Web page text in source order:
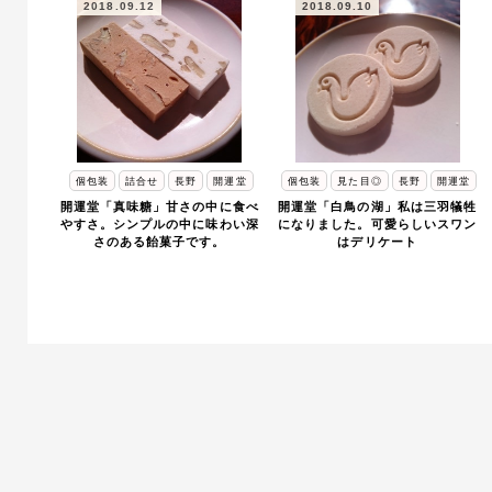
2018.09.12
個包装 詰合せ 長野 開運堂
開運堂「真味糖」甘さの中に食べ
やすさ。シンプルの中に味わい深
さのある飴菓子です。
2018.09.10
個包装 見た目◎ 長野 開運堂
開運堂「白鳥の湖」私は三羽犠牲
になりました。可愛らしいスワン
はデリケート